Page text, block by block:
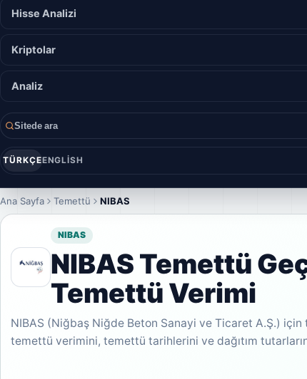
Hisse Analizi
Kriptolar
Analiz
Sitede ara
TÜRKÇEENGLISH
Ana Sayfa Temettü NIBAS
NIBAS
NIBAS Temettü
Temettü Verimi
NIBAS (Niğbaş Niğde Beton Sanayi ve Ticaret A.Ş.)
temettü verimini, temettü tarihlerini ve dağıtım